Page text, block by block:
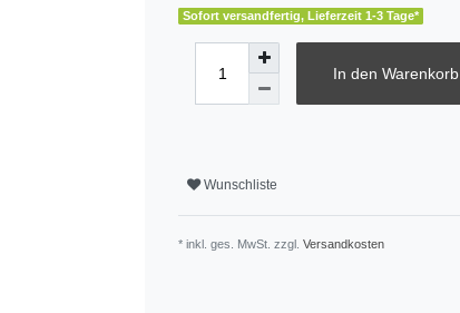
Sofort versandfertig, Lieferzeit 1-3 Tage*
In den Warenkorb
Wunschliste
* inkl. ges. MwSt. zzgl. Versandkosten